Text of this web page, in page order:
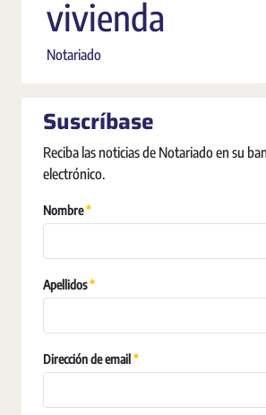
vivienda
Notariado
Suscríbase
Reciba las noticias de Notariado en su
electrónico.
Nombre Requerido
Apellidos Requerido
Dirección de email Requerido